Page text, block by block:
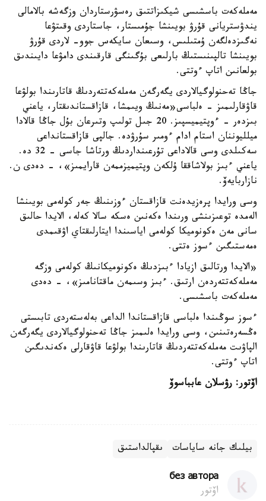
مەملەكەت باسشىسى شيكىزاتتىق رەسۋرستاردان وزگەشە بالامالى
يندۋستريانى قۇرۋ بويىنشا جۇمىستار، جاستاردى وقىتۋعا
نەگىزدەلگەن ۇمتىلىس، وسىعان سايكەس جوو- لاردى قۇرۋ
بويىنشا تالپىنىستىڭ بارلىعى بۇگىنگى قارقىندى دامۋعا دايىندىق
بولعانىن اتاپ ءوتتى.
جاڭا تەحنولوگيالاردى يگەرگەن مەملەكەتتەردىڭ قاتارىندا بولۋعا
قاۋقارلىمىز - ەلباسى«مەنىڭ ويىمشا، قازاقستاندىقتار، ياعني
بىزدەر - ءوپتيميسپىز. 20 جىل تولىپ وتىرعان بۇل جاڭا قالادا
ميلليوننان استام ادام ءومىر سۇرۋدە. جالپى قازاقستانداعى
سەكىلدى وسى قالاداعى تۇرعىنداردىڭ ورتاشا جاسى - 32 دە.
ياعني ءبىز بولاشاققا ۇلكەن وپتيميزممەن قارايمىز»، - دەدى ن.
نازاربايەۆ.
وسى ورايدا پرەزيدەنت قازاقستان ءوزىنىڭ جەر كولەمى بويىنشا
الەمدە توعىزىنشى ورىندا ەكەنىن ەسكە سالا كەلە، الايدا حالىق
سانى مەن ەكونوميكا كولەمى اياسىندا ايتارلىقتاي اۋقىمدى
ەمەستىگىن ءسوز ەتتى.
«الايدا ورتالىق ازيادا ءبىزدىڭ ەكونوميكانىڭ كولەمى وزگە
مەملەكەتتەردەن ارتىق. ءبىز وسىمەن ماقتانامىز»، - دەدى
مەملەكەت باسشىسى.
ءسوز سوڭىندا ەلباسى قازاقستاندا الداعى بەلەستەردى تابىستى
ەڭسەرەتىنىن، وسى ورايدا ەلىمىز جاڭا تەحنولوگيالاردى يگەرگەن
الپاۋىت مەملەكەتتەردىڭ قاتارىندا بولۋعا قاۋقارلى ەكەندىگىن
اتاپ ءوتتى.
اۆتور: رۋسلان عابباسوۆ
بيلىك جانە ساياسات ىقپالداستىق
без автора
اۆتور